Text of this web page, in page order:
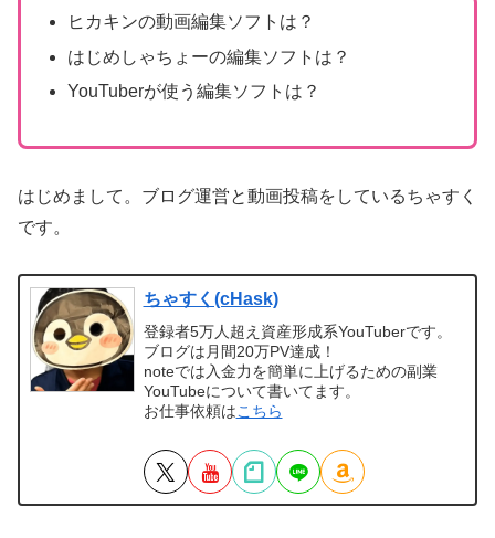
ヒカキンの動画編集ソフトは？
はじめしゃちょーの編集ソフトは？
YouTuberが使う編集ソフトは？
はじめまして。ブログ運営と動画投稿をしているちゃすく
です。
ちゃすく(cHask)
登録者5万人超え資産形成系YouTuberです。
ブログは月間20万PV達成！
noteでは入金力を簡単に上げるための副業
YouTubeについて書いてます。
お仕事依頼はこちら